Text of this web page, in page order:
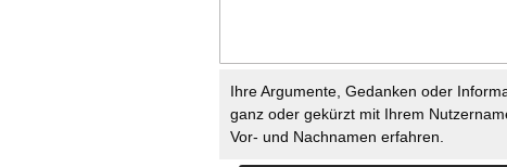
Ihre Argumente, Gedanken oder
ganz oder gekürzt mit Ihrem
Vor- und Nachnamen erfahren.